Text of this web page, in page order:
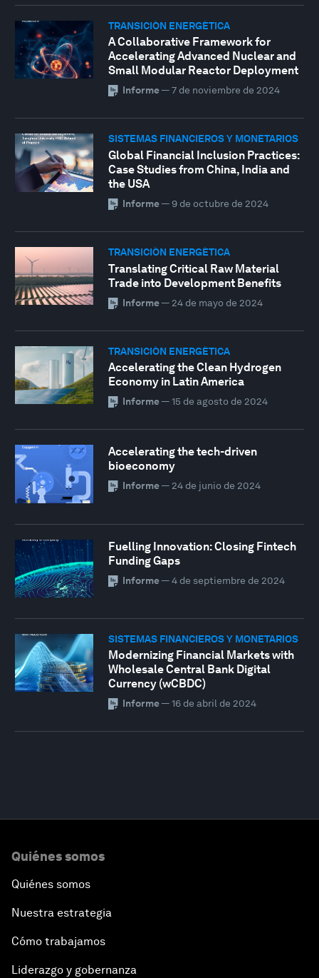
TRANSICIÓN ENERGÉTICA
A Collaborative Framework for
Accelerating Advanced Nuclear and
Small Modular Reactor Deployment
Informe— 7 de noviembre de 2024
SISTEMAS FINANCIEROS Y MONETARIOS
Global Financial Inclusion Practices:
Case Studies from China, India and
the USA
Informe— 9 de octubre de 2024
TRANSICIÓN ENERGÉTICA
Translating Critical Raw Material
Trade into Development Benefits
Informe— 24 de mayo de 2024
TRANSICIÓN ENERGÉTICA
Accelerating the Clean Hydrogen
Economy in Latin America
Informe— 15 de agosto de 2024
Accelerating the tech-driven
bioeconomy
Informe— 24 de junio de 2024
Fuelling Innovation: Closing Fintech
Funding Gaps
Informe— 4 de septiembre de 2024
SISTEMAS FINANCIEROS Y MONETARIOS
Modernizing Financial Markets with
Wholesale Central Bank Digital
Currency (wCBDC)
Informe— 16 de abril de 2024
Quiénes somos
Quiénes somos
Nuestra estrategia
Cómo trabajamos
Liderazgo y gobernanza